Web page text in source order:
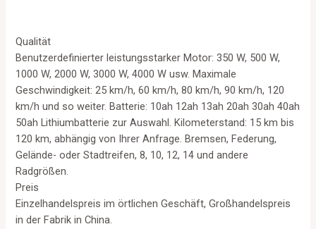
Qualität
Benutzerdefinierter leistungsstarker Motor: 350 W, 500 W,
1000 W, 2000 W, 3000 W, 4000 W usw. Maximale
Geschwindigkeit: 25 km/h, 60 km/h, 80 km/h, 90 km/h, 120
km/h und so weiter. Batterie: 10ah 12ah 13ah 20ah 30ah 40ah
50ah Lithiumbatterie zur Auswahl. Kilometerstand: 15 km bis
120 km, abhängig von Ihrer Anfrage. Bremsen, Federung,
Gelände- oder Stadtreifen, 8, 10, 12, 14 und andere
Radgrößen.
Preis
Einzelhandelspreis im örtlichen Geschäft, Großhandelspreis
in der Fabrik in China.